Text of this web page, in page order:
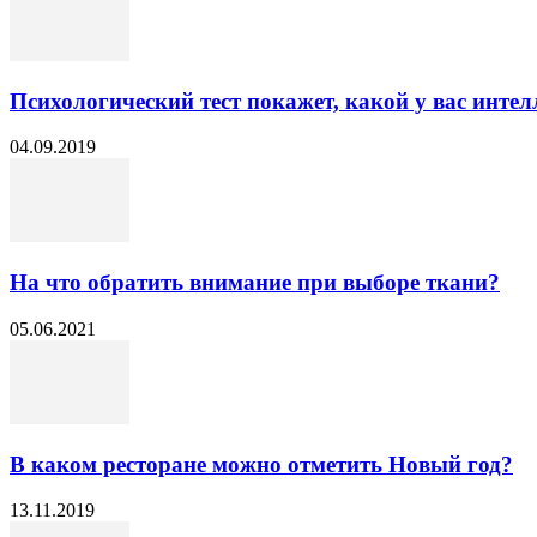
Психологический тест покажет, какой у вас
04.09.2019
На что обратить внимание при выборе ткани?
05.06.2021
В каком ресторане можно отметить Новый год?
13.11.2019